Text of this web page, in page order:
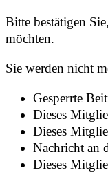
Bitte bestätigen
möchten.
Sie werden nicht
Gesperrte
Dieses
Dieses
Nachricht an
Dieses